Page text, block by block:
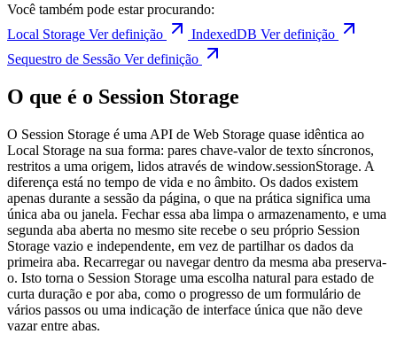
Você também pode estar procurando:
Local Storage Ver definição IndexedDB Ver definição
Sequestro de Sessão Ver definição
O que é o Session Storage
O Session Storage é uma API de Web Storage quase idêntica ao
Local Storage na sua forma: pares chave-valor de texto síncronos,
restritos a uma origem, lidos através de window.sessionStorage. A
diferença está no tempo de vida e no âmbito. Os dados existem
apenas durante a sessão da página, o que na prática significa uma
única aba ou janela. Fechar essa aba limpa o armazenamento, e uma
segunda aba aberta no mesmo site recebe o seu próprio Session
Storage vazio e independente, em vez de partilhar os dados da
primeira aba. Recarregar ou navegar dentro da mesma aba preserva-
o. Isto torna o Session Storage uma escolha natural para estado de
curta duração e por aba, como o progresso de um formulário de
vários passos ou uma indicação de interface única que não deve
vazar entre abas.